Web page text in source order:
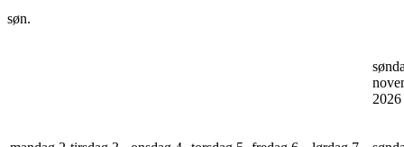
søn.
2026